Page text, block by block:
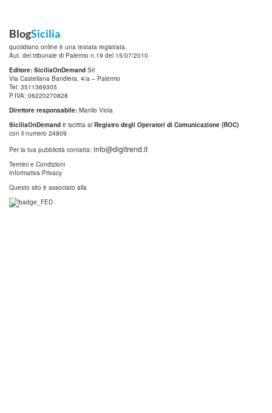
BlogSicilia
quotidiano online è una testata registrata.
Aut. del tribunale di Palermo n.19 del 15/07/2010
Editore: SiciliaOnDemand Srl
Via Castellana Bandiera, 4/a – Palermo
Tel: 3511369305
P.IVA: 06220270828
Direttore responsabile: Manlio Viola
SiciliaOnDemand è iscritta al Registro degli Operatori di Comunicazione (ROC)
con il numero 24809
Per la tua pubblicità contatta: info@digitrend.it
Termini e Condizioni
Informativa Privacy
Questo sito è associato alla